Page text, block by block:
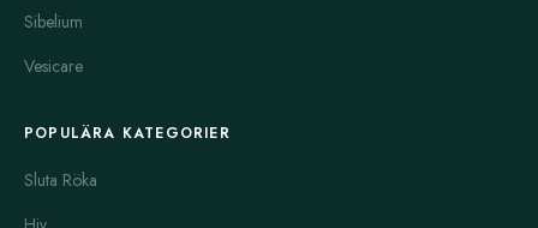
Sibelium
Vesicare
POPULÄRA KATEGORIER
Sluta Röka